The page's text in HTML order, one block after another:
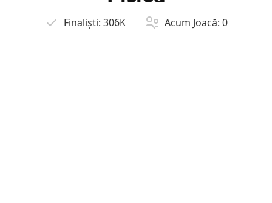
Finaliști: 306K Acum Joacă: 0